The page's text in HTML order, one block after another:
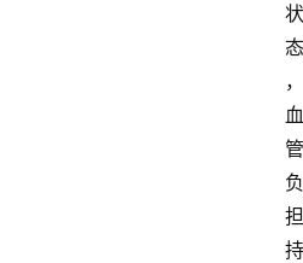
状
态
，
血
管
负
担
持